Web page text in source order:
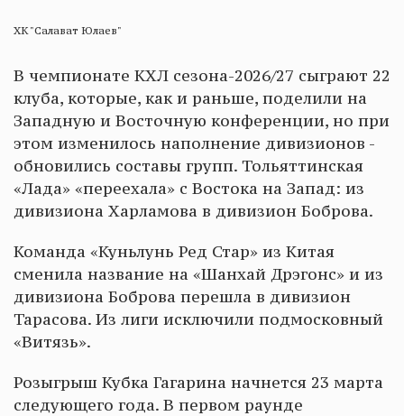
ХК "Салават Юлаев"
В чемпионате КХЛ сезона-2026/27 сыграют 22
клуба, которые, как и раньше, поделили на
Западную и Восточную конференции, но при
этом изменилось наполнение дивизионов -
обновились составы групп. Тольяттинская
«Лада» «переехала» с Востока на Запад: из
дивизиона Харламова в дивизион Боброва.
Команда «Куньлунь Ред Стар» из Китая
сменила название на «Шанхай Дрэгонс» и из
дивизиона Боброва перешла в дивизион
Тарасова. Из лиги исключили подмосковный
«Витязь».
Розыгрыш Кубка Гагарина начнется 23 марта
следующего года. В первом раунде